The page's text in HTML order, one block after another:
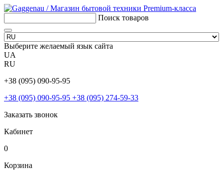
Поиск товаров
Выберите желаемый язык сайта
UA
RU
+38 (095) 090-95-95
+38 (095) 090-95-95 +38 (095) 274-59-33
Заказать звонок
Кабинет
0
Корзина